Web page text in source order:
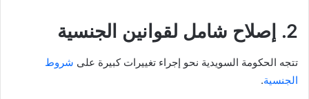
2. إصلاح شامل لقوانين الجنسية
تتجه الحكومة السويدية نحو إجراء تغييرات كبيرة على شروط
الجنسية.